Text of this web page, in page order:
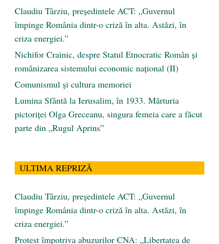
Claudiu Târziu, președintele ACT: „Guvernul
împinge România dintr-o criză în alta. Astăzi, în
criza energiei.”
Nichifor Crainic, despre Statul Etnocratic Român şi
românizarea sistemului economic naţional (II)
Comunismul şi cultura memoriei
Lumina Sfântă la Ierusalim, în 1933. Mărturia
pictoriței Olga Greceanu, singura femeia care a făcut
parte din „Rugul Aprins”
ULTIMA REPRIZĂ
Claudiu Târziu, președintele ACT: „Guvernul
împinge România dintr-o criză în alta. Astăzi, în
criza energiei.”
Protest împotriva abuzurilor CNA: „Libertatea de